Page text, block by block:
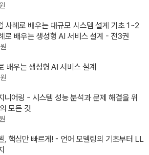
원
사례로 배우는 대규모 시스템 설계 기초 1~2
로 배우는 생성형 AI 서비스 설계 - 전3권
원
배우는 생성형 AI 서비스 설계
원
니어링 - 시스템 성능 분석과 문제 해결을 위
모든 것
원
, 핵심만 빠르게! - 언어 모델링의 기초부터 LL